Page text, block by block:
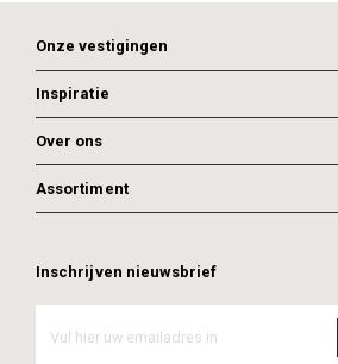
Onze vestigingen
Inspiratie
Over ons
Assortiment
Inschrijven nieuwsbrief